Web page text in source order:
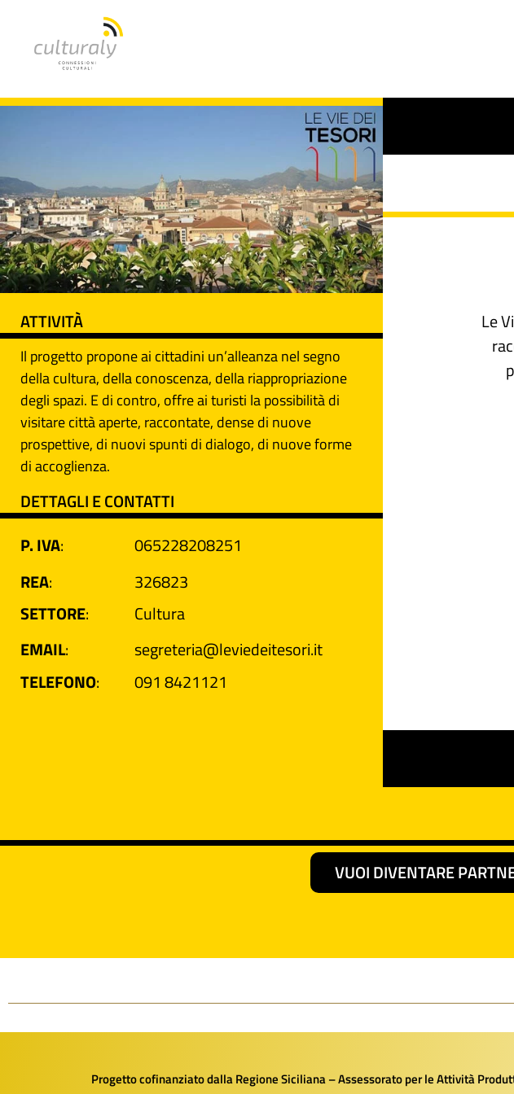
ATTIVITÀ
Il progetto propone ai cittadini un’alleanza nel segno
della cultura, della conoscenza, della riappropriazione
degli spazi. E di contro, offre ai turisti la possibilità di
visitare città aperte, raccontate, dense di nuove
prospettive, di nuovi spunti di dialogo, di nuove forme
di accoglienza.
DETTAGLI E CONTATTI
P. IVA:
065228208251
REA:
326823
SETTORE:
Cultura
EMAIL:
segreteria@leviedeitesori.it
TELEFONO: 091 8421121
Le
VUOI DIVENTARE
Progetto cofinanziato dalla Regione Siciliana – Assessorato per le Attività